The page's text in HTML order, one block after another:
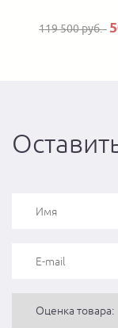
119 500 руб.
Оценка товара: